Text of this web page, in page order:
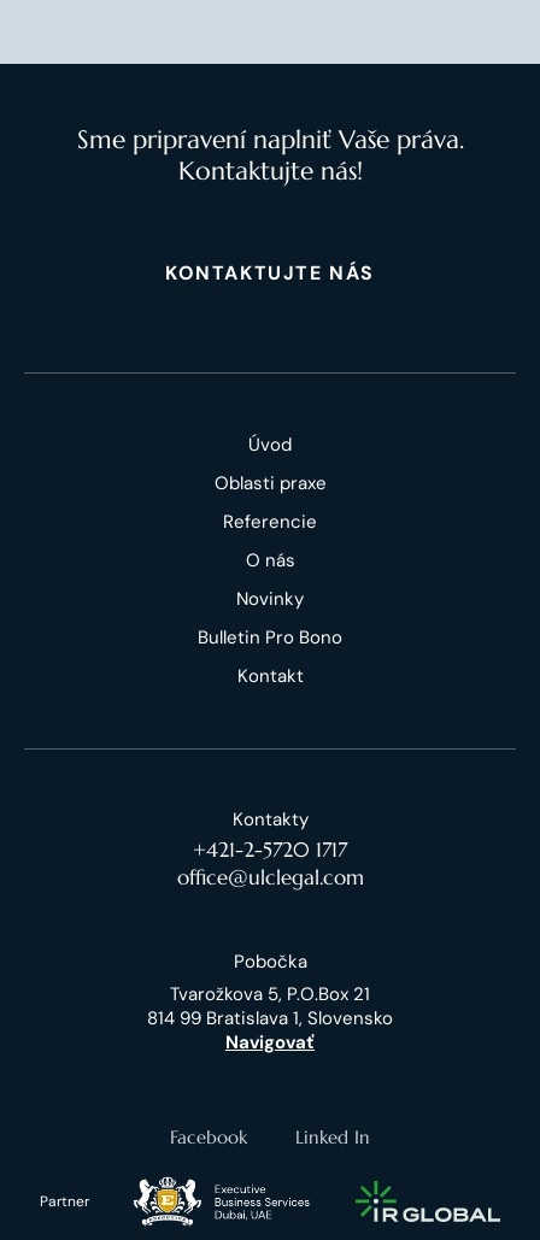
Sme pripravení naplniť Vaše práva.
Kontaktujte nás!
KONTAKTUJTE NÁS
Úvod
Oblasti praxe
Referencie
O nás
Novinky
Bulletin Pro Bono
Kontakt
Kontakty
+421-2-5720 1717
office@ulclegal.com
Pobočka
Tvarožkova 5, P.O.Box 21
814 99 Bratislava 1, Slovensko
Navigovať
Facebook Linked In
Partner